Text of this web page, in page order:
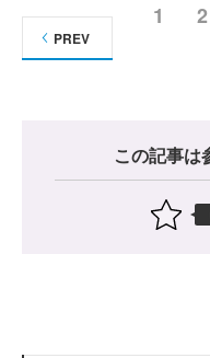
1 2
PREV
この記事は